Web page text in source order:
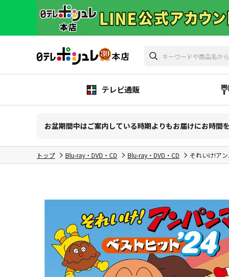
テレビ通販
お盆期間中はご案内している時期よりもお届けにお時間
トップ Blu-ray・DVD・CD Blu-ray・DVD・CD それいけ!ア